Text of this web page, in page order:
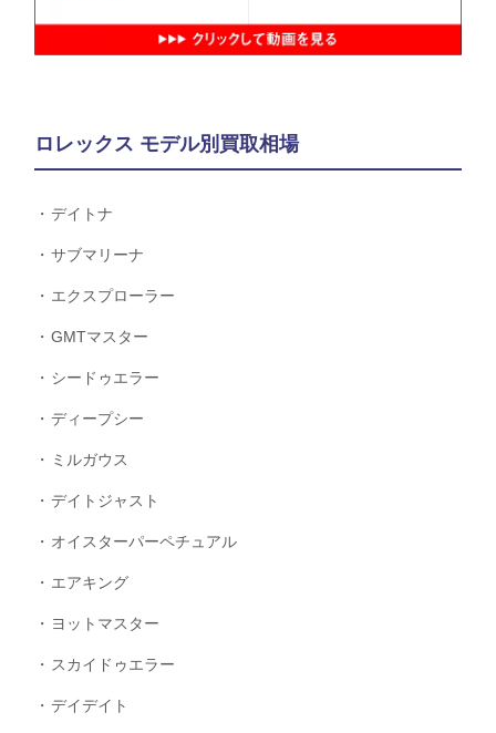
ロレックス モデル別買取相場
デイトナ
サブマリーナ
エクスプローラー
GMTマスター
シードゥエラー
ディープシー
ミルガウス
デイトジャスト
オイスターパーペチュアル
エアキング
ヨットマスター
スカイドゥエラー
デイデイト